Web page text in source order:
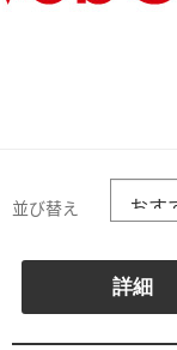
並び替え
詳細